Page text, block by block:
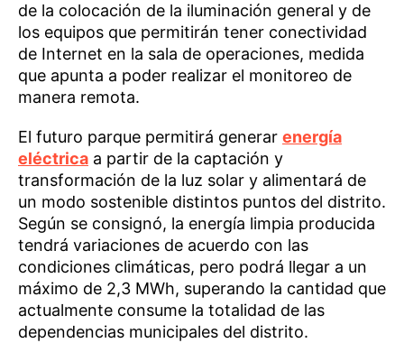
de la colocación de la iluminación general y de
los equipos que permitirán tener conectividad
de Internet en la sala de operaciones, medida
que apunta a poder realizar el monitoreo de
manera remota.
El futuro parque permitirá generar energía
eléctrica a partir de la captación y
transformación de la luz solar y alimentará de
un modo sostenible distintos puntos del distrito.
Según se consignó, la energía limpia producida
tendrá variaciones de acuerdo con las
condiciones climáticas, pero podrá llegar a un
máximo de 2,3 MWh, superando la cantidad que
actualmente consume la totalidad de las
dependencias municipales del distrito.